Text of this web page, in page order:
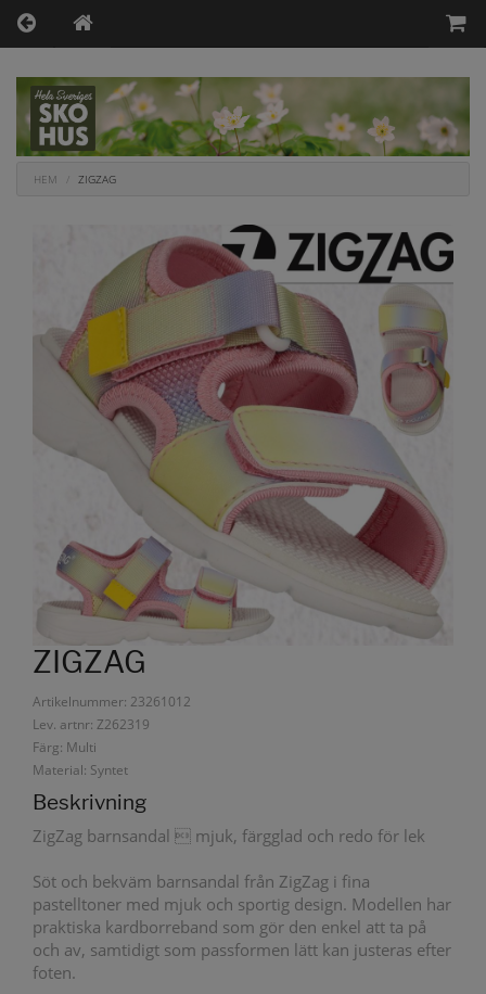
HEM ZIGZAG
ZIGZAG
Artikelnummer: 23261012
Lev. artnr: Z262319
Färg: Multi
Material: Syntet
Beskrivning
ZigZag barnsandal  mjuk, färgglad och redo för lek
Söt och bekväm barnsandal från ZigZag i fina
pastelltoner med mjuk och sportig design. Modellen har
praktiska kardborreband som gör den enkel att ta på
och av, samtidigt som passformen lätt kan justeras efter
foten.